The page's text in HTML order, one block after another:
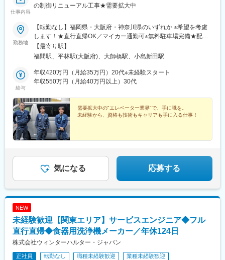
仕事内容
の制御リニューアル工事★需要拡大中
勤務地
【転勤なし】福岡県・大阪府・神奈川県のいずれか ※希望を考慮
します！★直行直帰OK／マイカー通勤可※無料駐車場完備★配属
先は希望を考慮いたします■本社■福岡県福津市宮司浜4-1-22■関
西支店■大阪府大阪市住之江区平林南1-3-6■関東支店■神奈川県川
【最寄り駅】
福間駅、平林駅(大阪府)、大師橋駅、小島新田駅
給与
年収420万円（月給35万円）20代※未経験スタート
年収550万円（月給40万円以上）30代
需要拡大中の"エレベーター業界"で、手に職を。
未経験から、資格も技術もキャリアも手に入る仕事！
気になる 応募する
NEW
未経験歓迎【関東エリア】サービスエンジニア◆フル
直行直帰◆食器用洗浄機メーカー／年休124日
株式会社ウィンターハルター・ジャパン
正社員 転勤なし 職種未経験歓迎 業種未経験歓迎